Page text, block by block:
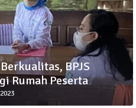
BPJS
Rumah Peserta